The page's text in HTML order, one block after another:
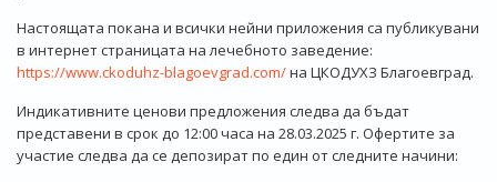
Настоящата покана и всички нейни приложения са публикувани
в интернет страницата на лечебното заведение:
https://www.ckoduhz-blagoevgrad.com/на ЦКОДУХЗ Благоевград.
Индикативните ценови предложения следва да бъдат
представени в срок до 12:00 часа на 28.03.2025 г. Офертите за
участие следва да се депозират по един от следните начини: